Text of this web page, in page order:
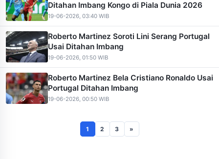
Ditahan Imbang Kongo di Piala Dunia 2026
19-06-2026, 03:40 WIB
Roberto Martinez Soroti Lini Serang Portugal
Usai Ditahan Imbang
19-06-2026, 01:50 WIB
Roberto Martinez Bela Cristiano Ronaldo Usai
Portugal Ditahan Imbang
19-06-2026, 00:50 WIB
1 2 3 »